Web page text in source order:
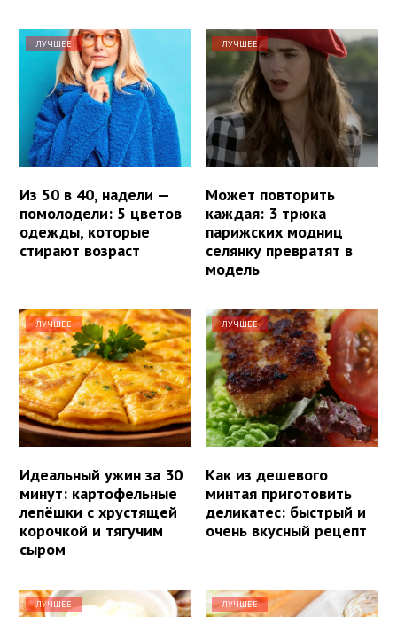
ЛУЧШЕЕ
Из 50 в 40, надели —
помолодели: 5 цветов
одежды, которые
стирают возраст
ЛУЧШЕЕ
Может повторить
каждая: 3 трюка
парижских модниц
селянку превратят в
модель
ЛУЧШЕЕ
Идеальный ужин за 30
минут: картофельные
лепёшки с хрустящей
корочкой и тягучим
сыром
ЛУЧШЕЕ
Как из дешевого
минтая приготовить
деликатес: быстрый и
очень вкусный рецепт
ЛУЧШЕЕ ЛУЧШЕЕ